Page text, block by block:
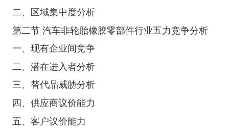
二、区域集中度分析
第二节 汽车非轮胎橡胶零部件行业五力竞争分析
一、现有企业间竞争
二、潜在进入者分析
三、替代品威胁分析
四、供应商议价能力
五、客户议价能力